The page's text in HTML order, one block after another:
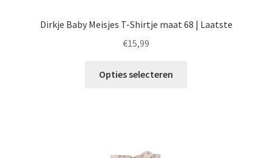
Dirkje Baby Meisjes T-Shirtje maat 68 | Laatste
€15,99
Opties selecteren